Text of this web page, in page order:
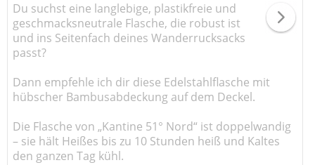
Du suchst eine langlebige, plastikfreie und
geschmacksneutrale Flasche, die robust ist
und ins Seitenfach deines Wanderrucksacks
passt?
Dann empfehle ich dir diese Edelstahlflasche mit
hübscher Bambusabdeckung auf dem Deckel.
Die Flasche von „Kantine 51° Nord“ ist doppelwandig
– sie hält Heißes bis zu 10 Stunden heiß und Kaltes
den ganzen Tag kühl.